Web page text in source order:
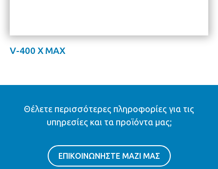
V-400 X MAX
Θέλετε περισσότερες πληροφορίες για τις
υπηρεσίες και τα προϊόντα μας;
ΕΠΙΚΟΙΝΩΝΗΣΤΕ ΜΑΖΙ ΜΑΣ